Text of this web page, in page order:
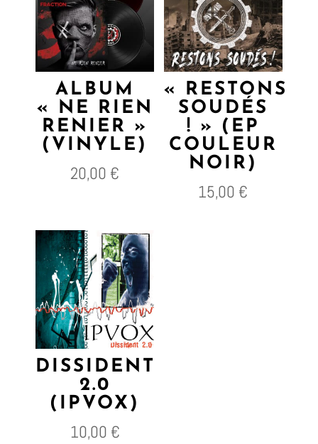
ALBUM
« NE RIEN
RENIER »
(VINYLE)
20,00 €
« RESTONS
SOUDÉS
! » (EP
COULEUR
NOIR)
15,00 €
DISSIDENT
2.0
(IPVOX)
10,00 €